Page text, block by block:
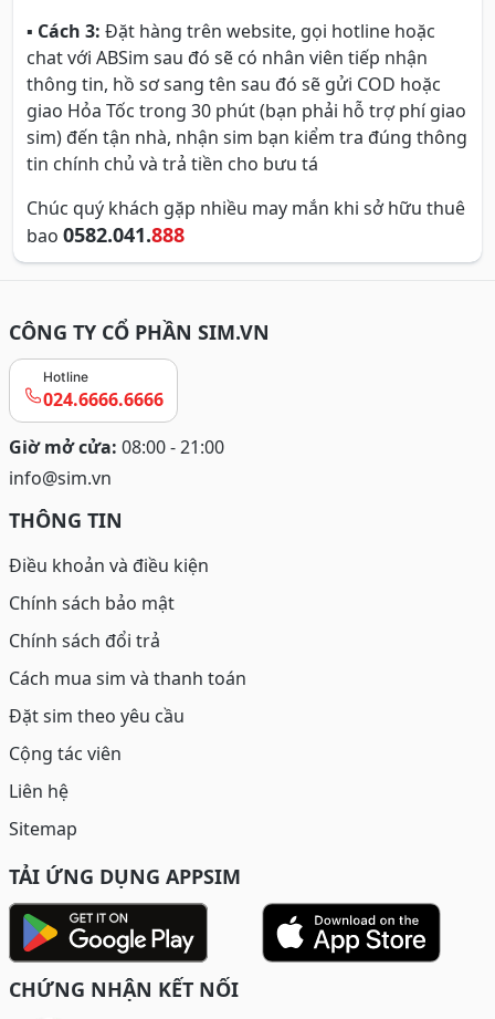
▪ Cách 3: Đặt hàng trên website, gọi hotline hoặc
chat với ABSim sau đó sẽ có nhân viên tiếp nhận
thông tin, hồ sơ sang tên sau đó sẽ gửi COD hoặc
giao Hỏa Tốc trong 30 phút (bạn phải hỗ trợ phí giao
sim) đến tận nhà, nhận sim bạn kiểm tra đúng thông
tin chính chủ và trả tiền cho bưu tá
Chúc quý khách gặp nhiều may mắn khi sở hữu thuê
bao 0582.041.888
CÔNG TY CỔ PHẦN SIM.VN
Hotline
024.6666.6666
Giờ mở cửa: 08:00 - 21:00
info@sim.vn
THÔNG TIN
Điều khoản và điều kiện
Chính sách bảo mật
Chính sách đổi trả
Cách mua sim và thanh toán
Đặt sim theo yêu cầu
Cộng tác viên
Liên hệ
Sitemap
TẢI ỨNG DỤNG APPSIM
CHỨNG NHẬN KẾT NỐI